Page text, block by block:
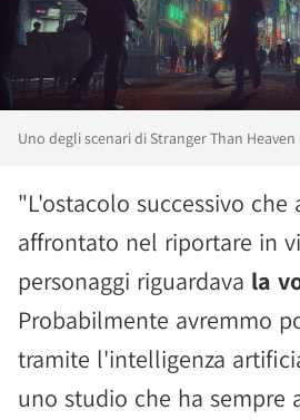
Uno degli scenari di Stranger Than Heaven
"L'ostacolo successivo che
affrontato nel riportare in
personaggi riguardava la
Probabilmente avremmo
tramite l'intelligenza
uno studio che ha sempre